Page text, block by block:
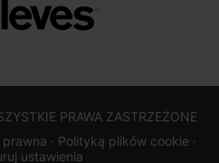
PRAWA ZASTRZEŻONE
· Polityką plików cookie ·
ustawienia